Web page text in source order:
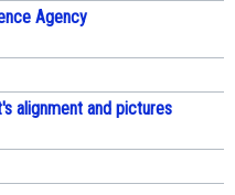
Agency
alignment and pictures